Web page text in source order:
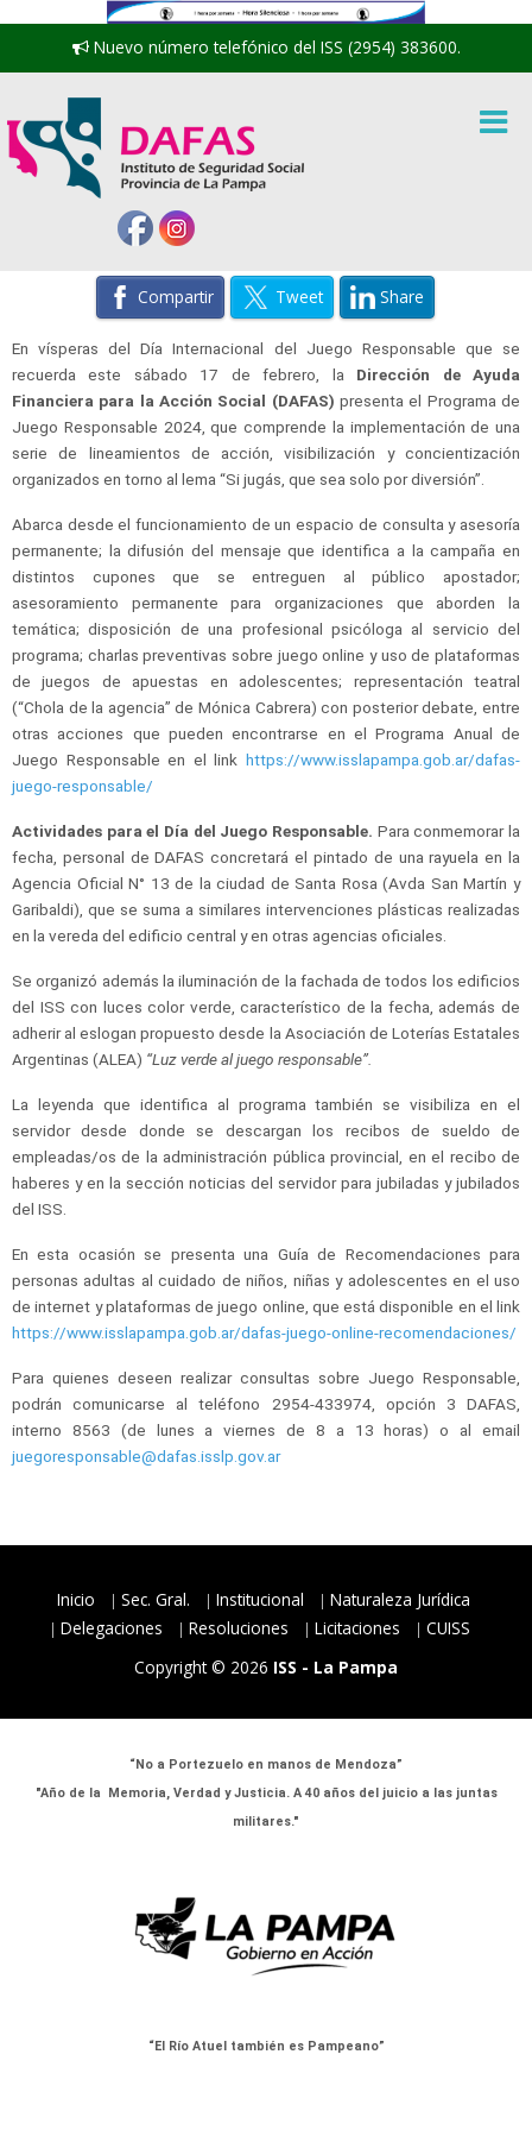
Nuevo número telefónico del ISS (2954) 383600.
Compartir Tweet Share
En vísperas del Día Internacional del Juego Responsable que se
recuerda este sábado 17 de febrero, la Dirección de Ayuda
Financiera para la Acción Social (DAFAS) presenta el Programa de
Juego Responsable 2024, que comprende la implementación de una
serie de lineamientos de acción, visibilización y concientización
organizados en torno al lema “Si jugás, que sea solo por diversión”.
Abarca desde el funcionamiento de un espacio de consulta y asesoría
permanente; la difusión del mensaje que identifica a la campaña en
distintos cupones que se entreguen al público apostador;
asesoramiento permanente para organizaciones que aborden la
temática; disposición de una profesional psicóloga al servicio del
programa; charlas preventivas sobre juego online y uso de plataformas
de juegos de apuestas en adolescentes; representación teatral
(“Chola de la agencia” de Mónica Cabrera) con posterior debate, entre
otras acciones que pueden encontrarse en el Programa Anual de
Juego Responsable en el link https://www.isslapampa.gob.ar/dafas-
juego-responsable/
Actividades para el Día del Juego Responsable. Para conmemorar la
fecha, personal de DAFAS concretará el pintado de una rayuela en la
Agencia Oficial N° 13 de la ciudad de Santa Rosa (Avda San Martín y
Garibaldi), que se suma a similares intervenciones plásticas realizadas
en la vereda del edificio central y en otras agencias oficiales.
Se organizó además la iluminación de la fachada de todos los edificios
del ISS con luces color verde, característico de la fecha, además de
adherir al eslogan propuesto desde la Asociación de Loterías Estatales
Argentinas (ALEA) “Luz verde al juego responsable”.
La leyenda que identifica al programa también se visibiliza en el
servidor desde donde se descargan los recibos de sueldo de
empleadas/os de la administración pública provincial, en el recibo de
haberes y en la sección noticias del servidor para jubiladas y jubilados
del ISS.
En esta ocasión se presenta una Guía de Recomendaciones para
personas adultas al cuidado de niños, niñas y adolescentes en el uso
de internet y plataformas de juego online, que está disponible en el link
https://www.isslapampa.gob.ar/dafas-juego-online-recomendaciones/
Para quienes deseen realizar consultas sobre Juego Responsable,
podrán comunicarse al teléfono 2954-433974, opción 3 DAFAS,
interno 8563 (de lunes a viernes de 8 a 13 horas) o al email
juegoresponsable@dafas.isslp.gov.ar
Inicio Sec. Gral. Institucional
Naturaleza Jurídica
Delegaciones
Resoluciones Licitaciones
CUISS
Copyright © 2026 ISS - La Pampa
“No a Portezuelo en manos de Mendoza”
"Año de la Memoria, Verdad y Justicia. A 40 años del juicio a las juntas
militares."
“El Río Atuel también es Pampeano”